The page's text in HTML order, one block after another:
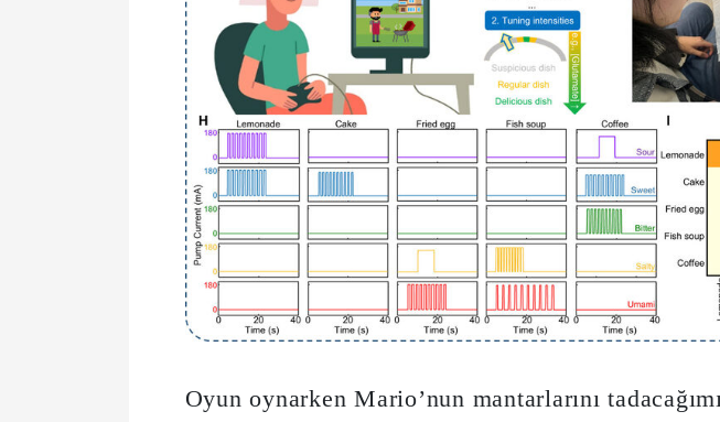
Oyun oynarken Mario’nun mantarlarını